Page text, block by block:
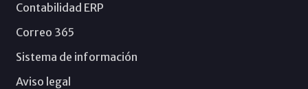
Contabilidad ERP
Correo 365
Sistema de información
Aviso legal